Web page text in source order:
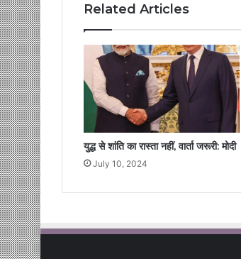
Related Articles
युद्ध से शांति का रास्ता नहीं, वार्ता जरूरी: मोदी
July 10, 2024